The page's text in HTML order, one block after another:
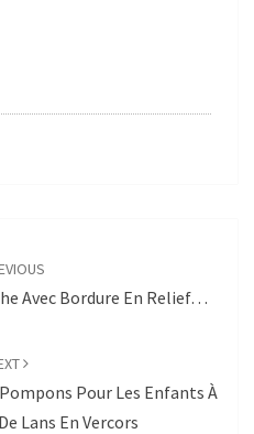
Avec Bordure En Relief…
Pour Les Enfants À
Lans En Vercors